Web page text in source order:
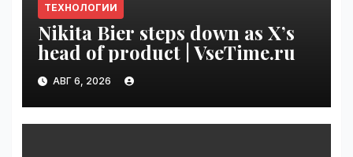
ТЕХНОЛОГИИ
Nikita Bier steps down as X’s
head of product | VseTime.ru
АВГ 6, 2026